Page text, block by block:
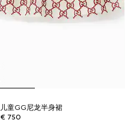
儿童GG尼龙半身裙
€ 750